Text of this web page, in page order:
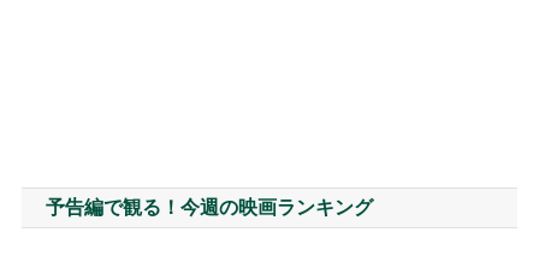
予告編で観る！今週の映画ランキング